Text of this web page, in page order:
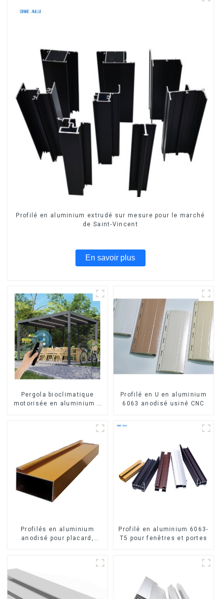
Profilé en aluminium extrudé sur mesure pour le marché
de Saint-Vincent
En savoir plus
Pergola bioclimatique
motorisée en aluminium à
étanche, avec éclairage
LED pour terrasse
extérieure
Profilé en U en aluminium
6063 anodisé usiné CNC
Profilés en aluminium
anodisé pour placard,
Profilé en aluminium 6063-
T5 pour fenêtres et portes